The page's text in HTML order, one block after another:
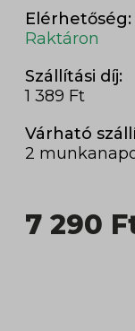
Elérhetőség:
Raktáron
Szállítási díj:
1 389 Ft
Várható
2
7 290